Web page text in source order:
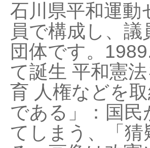
石川県平和運動
員で構成し、
団体です。
て誕生 平和憲
育 人権などを
である」：国
てしまう、「